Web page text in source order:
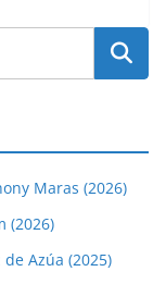
Maras (2026)
(2026)
Azúa (2025)